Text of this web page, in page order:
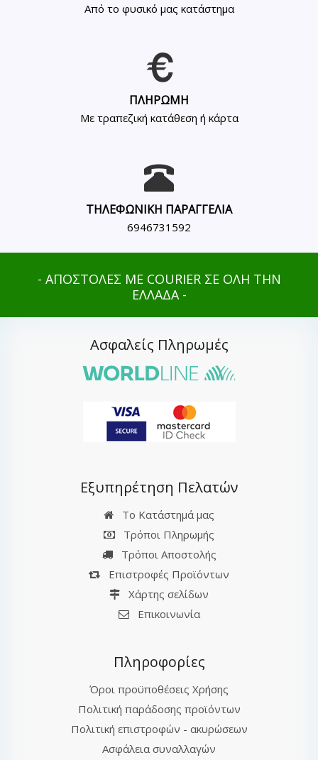
Από το φυσικό μας κατάστημα
ΠΛΗΡΩΜΗ
Με τραπεζική κατάθεση ή κάρτα
ΤΗΛΕΦΩΝΙΚΗ ΠΑΡΑΓΓΕΛΙΑ
6946731592
- ΑΠΟΣΤΟΛΕΣ ΜΕ COURIER ΣΕ ΟΛΗ ΤΗΝ
ΕΛΛΑΔΑ -
Ασφαλείς Πληρωμές
Εξυπηρέτηση Πελατών
Το Κατάστημά μας
Τρόποι Πληρωμής
Τρόποι Αποστολής
Επιστροφές Προϊόντων
Χάρτης σελίδων
Επικοινωνία
Πληροφορίες
Όροι προϋποθέσεις Χρήσης
Πολιτική παράδοσης προϊόντων
Πολιτική επιστροφών - ακυρώσεων
Ασφάλεια συναλλαγών